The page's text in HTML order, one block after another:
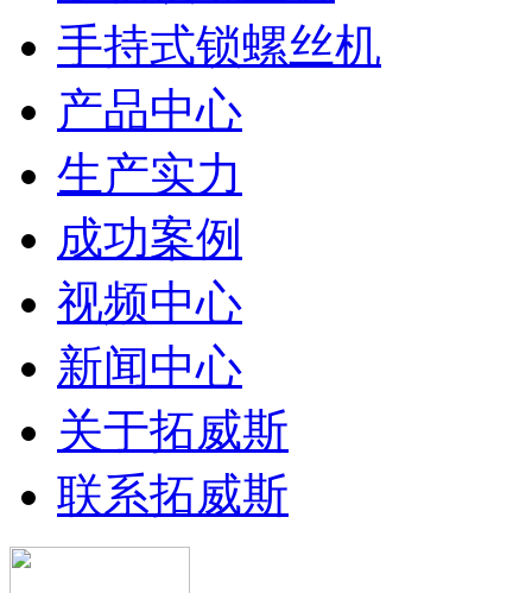
手持式锁螺丝机
产品中心
生产实力
成功案例
视频中心
新闻中心
关于拓威斯
联系拓威斯